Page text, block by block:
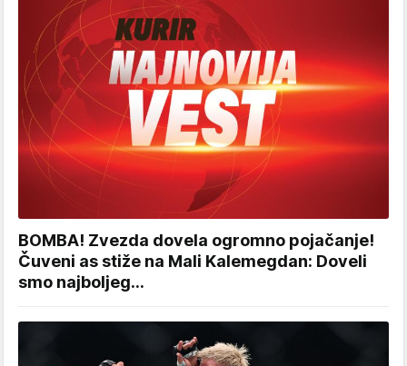
BOMBA! Zvezda dovela ogromno pojačanje!
Čuveni as stiže na Mali Kalemegdan: Doveli
smo najboljeg...